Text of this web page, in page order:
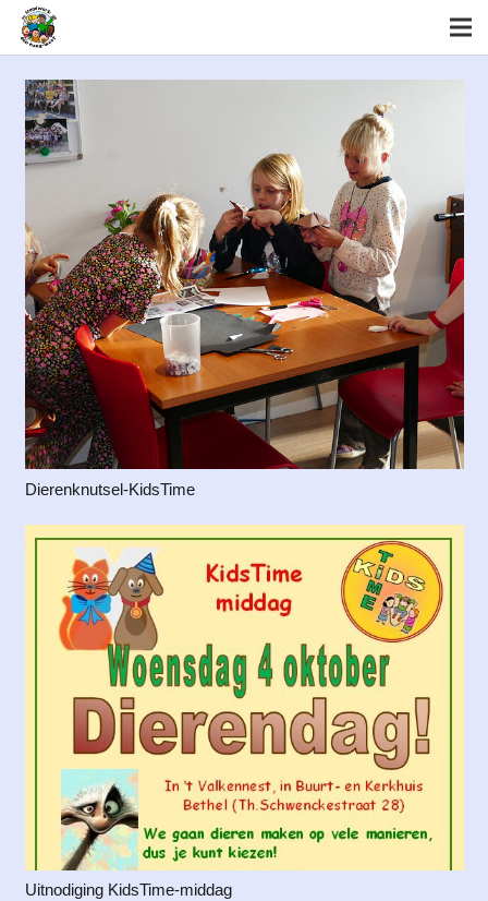
Dierenknutsel-KidsTime
Uitnodiging KidsTime-middag